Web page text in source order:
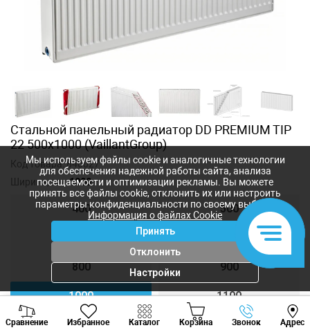
Стальной панельный радиатор DD PREMIUM TIP
22 500x1000 (VaillantGroup)
Код товара:840027
Ширина, мм:1000
400 500
800 900
1000 1100
1200 1300
Сравнение Избранное Каталог Корзина Звонок Адрес
Viber Whatsapp
Мы используем файлы cookie и аналогичные технологии
для обеспечения надежной работы сайта, анализа
посещаемости и оптимизации рекламы. Вы можете
принять все файлы cookie, отклонить их или настроить
параметры конфиденциальности по своему выбору.
Информация о файлах Cookie
Принять
Отклонить
Настройки